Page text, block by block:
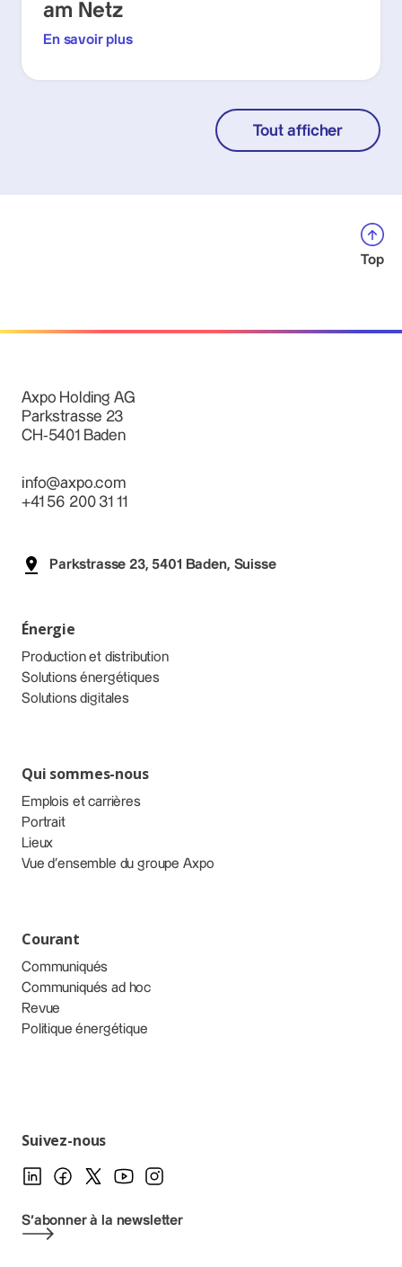
am Netz
En savoir plus
Tout afficher
Top
Axpo Holding AG
Parkstrasse 23
CH-5401 Baden
info@axpo.com
+41 56 200 31 11
Parkstrasse 23, 5401 Baden, Suisse
Énergie
Production et distribution
Solutions énergétiques
Solutions digitales
Qui sommes-nous
Emplois et carrières
Portrait
Lieux
Vue d’ensemble du groupe Axpo
Courant
Communiqués
Communiqués ad hoc
Revue
Politique énergétique
Suivez-nous
S'abonner à la newsletter